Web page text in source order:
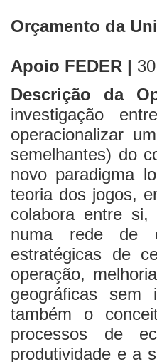
Orçamento da
Apoio FEDER |
Descrição da
investigação
operacionalizar
semelhantes) do
novo paradigma
teoria dos jogos,
colabora entre
numa rede de
estratégicas de
operação,
geográficas sem
também o
processos de
produtividade e a